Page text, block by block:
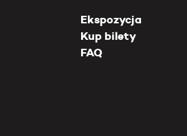
Ekspozycja
Kup bilety
FAQ